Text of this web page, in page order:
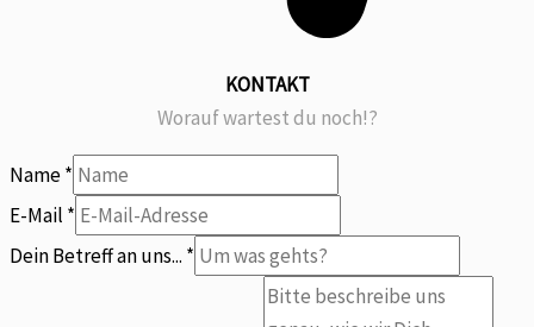
KONTAKT
Worauf wartest du noch!?
Name*
E-Mail *
Dein Betreff an uns... *